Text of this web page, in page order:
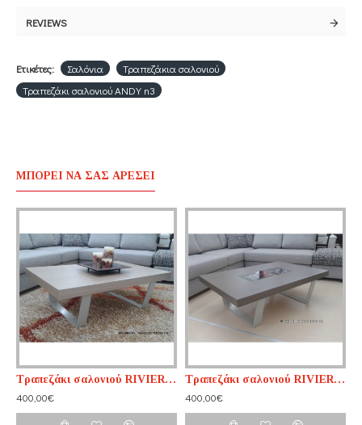
REVIEWS
Ετικέτες: Σαλόνια
Τραπεζάκια σαλονιού
Τραπεζάκι σαλονιού ANDY n3
ΜΠΟΡΕΊ ΝΑ ΣΑΣ ΑΡΈΣΕΙ
Τραπεζάκι σαλονιού RIVIERA n1
400,00€
Τραπεζάκι σαλονιού RIVIERA n2
400,00€